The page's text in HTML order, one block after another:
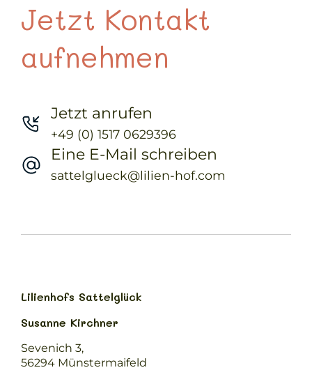
Jetzt Kontakt
aufnehmen
Jetzt anrufen
+49 (0) 1517 0629396
Eine E-Mail schreiben
sattelglueck@lilien-hof.com
Lilienhofs Sattelglück
Susanne Kirchner
Sevenich 3,
56294 Münstermaifeld